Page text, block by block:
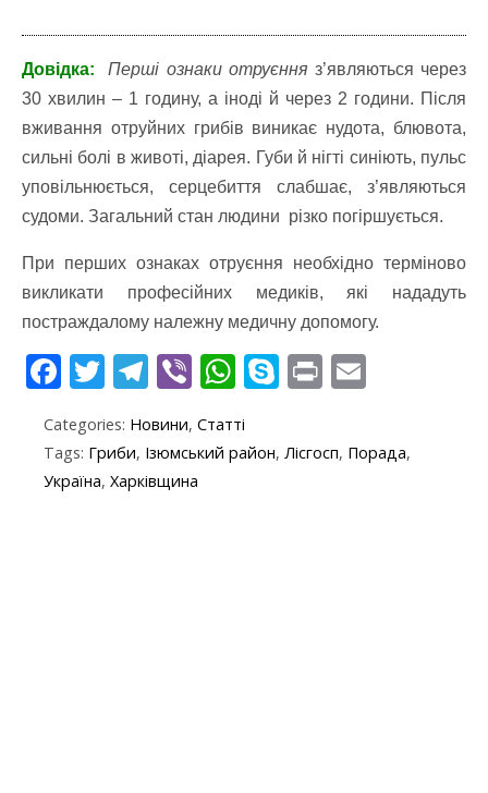
Довідка: Перші ознаки отруєнняз’являються через
30 хвилин – 1 годину, а іноді й через 2 години. Після
вживання отруйних грибів виникає нудота, блювота,
сильні болі в животі, діарея. Губи й нігті синіють, пульс
уповільнюється, серцебиття слабшає, з’являються
судоми. Загальний стан людини різко погіршується.
При перших ознаках отруєння необхідно терміново
викликати професійних медиків, які нададуть
постраждалому належну медичну допомогу.
F
e
b
T
itt
er
T
e
gr
Vi
er
W
at
S
y
Pr
t ai
l
Categories: Новини, Статті
Tags: Гриби, Ізюмський район, Лісгосп, Порада,
Україна, Харківщина